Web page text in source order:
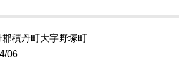
積丹町大字野塚町
06